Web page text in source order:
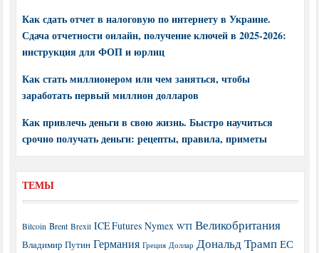
Как сдать отчет в налоговую по интернету в Украине.
Сдача отчетности онлайн, получение ключей в 2025-2026:
инструкция для ФОП и юрлиц
Как стать миллионером или чем заняться, чтобы
заработать первый миллион долларов
Как привлечь деньги в свою жизнь. Быстро научиться
срочно получать деньги: рецепты, правила, приметы
ТЕМЫ
Bitcoin Brent Brexit ICE Futures Nymex WTI Великобритания
Владимир Путин Германия Греция Доллар Дональд Трамп ЕС